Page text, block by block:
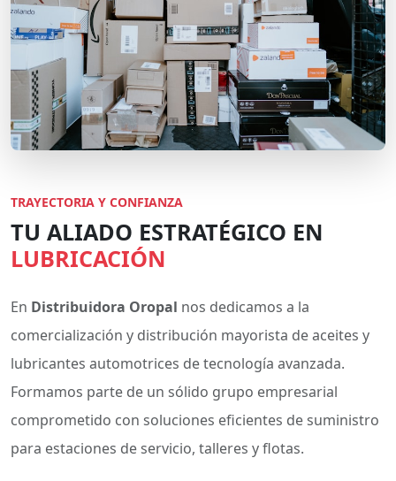
TRAYECTORIA Y CONFIANZA
TU ALIADO ESTRATÉGICO EN
LUBRICACIÓN
En Distribuidora Oropal nos dedicamos a la
comercialización y distribución mayorista de aceites y
lubricantes automotrices de tecnología avanzada.
Formamos parte de un sólido grupo empresarial
comprometido con soluciones eficientes de suministro
para estaciones de servicio, talleres y flotas.